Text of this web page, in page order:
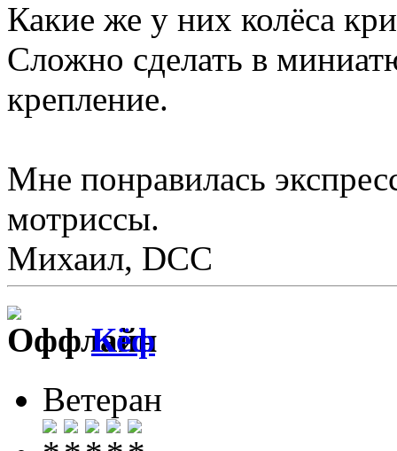
Какие же у них колёса
Сложно сделать в
крепление.
Мне понравилась
мотриссы.
Михаил, DCC
Кёф
Ветеран